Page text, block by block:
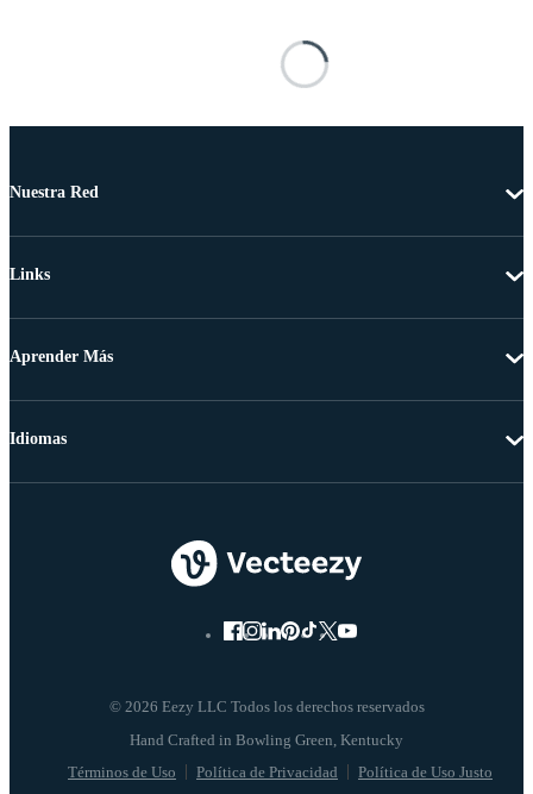
Nuestra Red
Links
Aprender Más
© 2026 Eezy LLC Todos los derechos reservados
Términos de Uso Política de Privacidad Política de Uso Justo
Idiomas